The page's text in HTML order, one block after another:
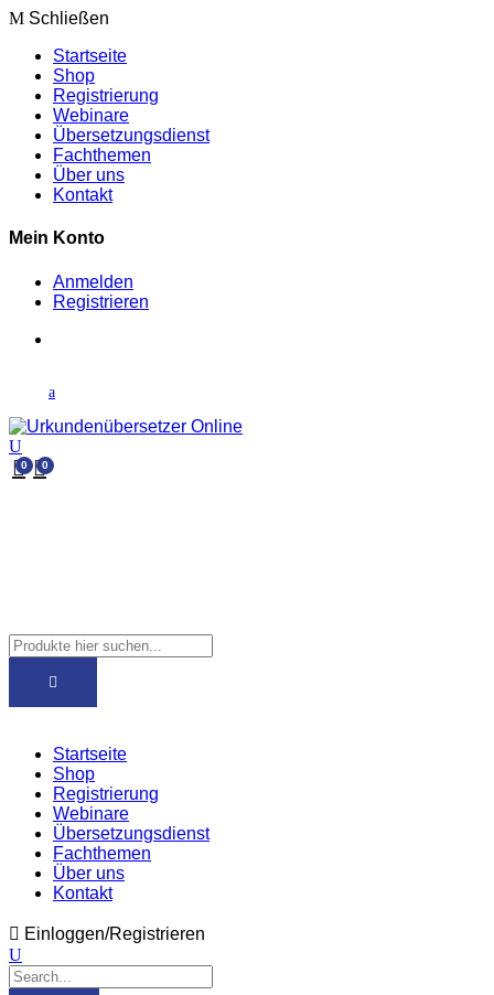
Schließen
Startseite
Shop
Registrierung
Webinare
Übersetzungsdienst
Fachthemen
Über uns
Kontakt
Mein Konto
Anmelden
Registrieren
0
0
Startseite
Shop
Registrierung
Webinare
Übersetzungsdienst
Fachthemen
Über uns
Kontakt
Einloggen/Registrieren